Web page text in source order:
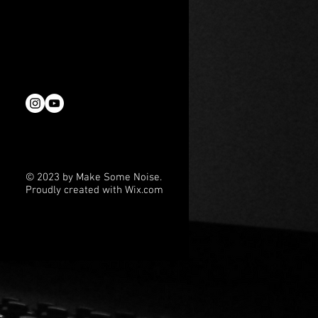
der ersten Staffel
© 2023 by Make Some Noise.
Proudly created with Wix.com